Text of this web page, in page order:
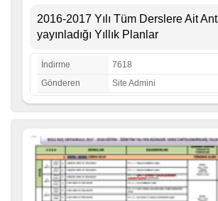
2016-2017 Yılı Tüm Derslere Ait
yayınladığı Yıllık Planlar
İndirme
7618
Gönderen
Site Admini